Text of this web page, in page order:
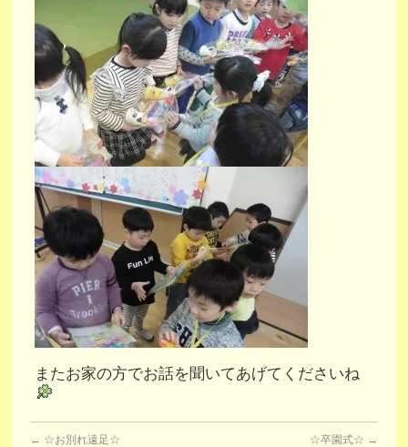
またお家の方でお話を聞いてあげてくださいね
← ☆お別れ遠足☆ ☆卒園式☆ →